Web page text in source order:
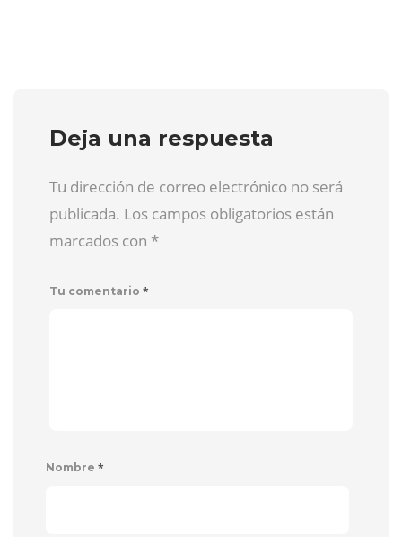
Deja una respuesta
Tu dirección de correo electrónico no será
publicada. Los campos obligatorios están
marcados con *
Tu comentario *
Nombre *